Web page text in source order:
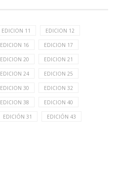
EDICION 11 EDICION 12
EDICION 16 EDICION 17
EDICION 20 EDICION 21
EDICION 24 EDICION 25
EDICION 30 EDICION 32
EDICION 38 EDICION 40
EDICIÓN 31 EDICIÓN 43